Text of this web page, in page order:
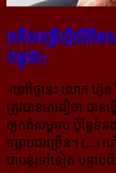
អតីត​មន្ត្រីហ្វីលីពីន​
កម្ពុជា»
«នៅថ្ងៃនេះ លោក ហ៊ុ
ត្រូវបានគេជឿថា បានធ្
ឲ្យកត់សម្គាល់ ប៉ុន្តែទំ
ទម្លាប់ជាច្រើន។
ជាបន្តទៅទៀត បន្ទាប់